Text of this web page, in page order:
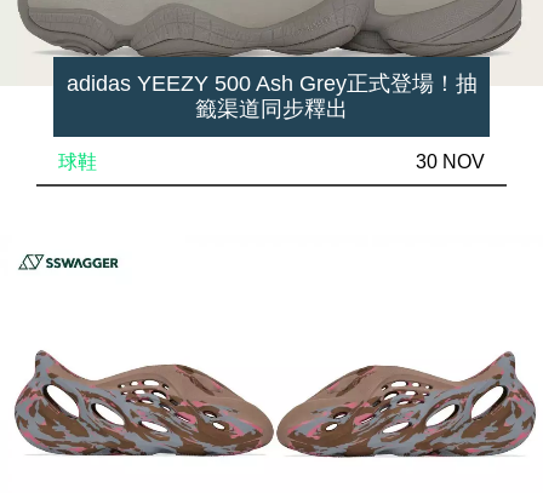
adidas YEEZY 500 Ash Grey正式登場！抽
籤渠道同步釋出
球鞋 30 NOV